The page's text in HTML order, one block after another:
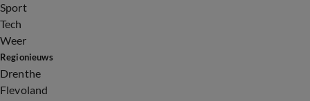
Sport
Tech
Weer
Regionieuws
Drenthe
Flevoland